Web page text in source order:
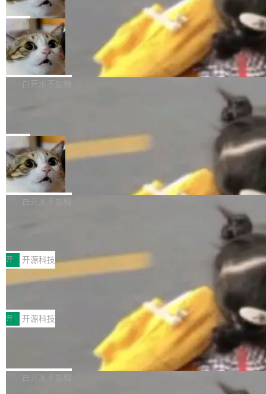
1，U1.5-Lite-Preview 在以下方向上带来了显著
提升： 原生支持4K图像生成； 更精细的局部纹
理、细节与真实世界质感； 更准确的中英文文字
生成与复杂版式组织； 更稳定的图...
tl 是一个 Ubuntu 专有的包，它和它的依赖项都
是 Ubuntu 专有的，不会用在其他发行版上。」
所以 deb 版本的受众实际上为零。既然只有 Ub
untu 用户在用，那用 snap 打包就没什么可纠结
的。 从 deb 到 snap 的迁移路径 hwctl 是 rust-
hwlib 硬件 API 库的一部分，命令行工具负责查
只为金钱，不为使命
顶级 AI 研究员在两家公司之间来回跳，中间只
隔了几天。 Lilian Weng 上周刚宣布因健康原因
离开 Thinking Machines Lab，说自己作为联合
创始人的角色「太累了」。几天后，The Inform
ation 就曝出她将重回 OpenAI，负责递归自我
改进方向的研究。她是 Thinking Machines 过
一在人才争夺战中失血的公司。六月，Google
连失两员大将：Noam Shazeer 去了 Op...
局
FFmpeg 9.0 发布
FFmpeg 9.0 现已发布，包含多项改进。官方更
新日志列出的 9.0 版本主要更新内容如下： 扩
er HE-AAC 960 解码 (DAB+) transpose_cuda
filter 添加 AMF Frame Rate Converter (vf_frc
_amf) filter SMPTE 2094-50 元数据支持和直
通 ProRes RAW VideoToolbox 硬件加速器 AP
V ...
白开水不加糖
Code 在 X 上发帖：「DeepSeek Flash did 8T
tokens on August 1st. 5T of free usage + 3T
on OpenCode Go.」79.8 万次浏览，连带着 #
DeepSeek一天消耗了8万亿# 上了微博热搜——
注意这是 OpenCode 一家的消耗。 OpenCode
不完。」5T 来自免费额度，3T 来自 Go...
局
NetBSD 11.0 正式发布
NetBSD 11.0 现已正式发布，这是 NetBSD 操
作系统的第十八个主要版本。 自 NetBSD 10.1
ve JH71XX 的设备，例如 VisionFive 2、PINE
64 STAR64，以及 QEMU。 增强了对 POSIX.1
-2024 和 C23 编程接口标准的兼容性。 compat
_linux(8) 增强了对 Linux 系统调用的支持，包
括 epoll（围绕 kqueue 实现）、POSIX 消息队
列、...
白开水不加糖
案
享会在上海举办。鸿蒙生态的全场景智慧营销平
台鲸鸿动能协同华为游戏中心，面向游戏行业开
发者及生态伙伴，系统呈现了平台在游戏领域的
完整能力版图——从IAP高价值用户的全周期经
营、到IAA游戏的“买变一体”正循环、再到联运与
广告协同的全链路经营闭环，以及面向全球市场
的出海增长布局。 华为终端云业务商业化销售负
责人在开场致辞中表示，游戏开发者的核心诉求
已不再是“多一个投放渠道”，而是一套能够持续
开 开源科技
技嘉X3D系列再添新成员 B850 AORU
面向AMD Ryzen X3D处理器玩家，技嘉X3D系
列主板阵容迎来新成员——B850 AORUS ELITE
X3D。作为面向主流高性能平台打造的全新主板
产品，B850 AORUS ELITE X3D延续技嘉在X3
D平台优化上的技术积累，旨在为游戏玩家带来
更稳定、更高效的装机选择。 B850 AORUS ELI
开 开源科技
Zadig v5.0 发布：AI 发布专员与 AI 审
我们团队这几天最大的卡点不是 AI 写得不够
好，是 AI 写得太好了。 好到审查排期从两天的
白开水不加糖